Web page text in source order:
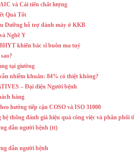
và Cải tiến chất lượng
Quả Tốt
Dưỡng hỗ trợ đánh máy ở KKB
Nghề Y
khiến bác sĩ buôn ma tuý
tại giường
nhiễm khuẩn: 84% có thiệt không?
– Đại diện Người bệnh
hàng
hướng tiếp cận COSO và ISO 31000
thống đánh giá hiệu quả công việc và phân
dẫn người bệnh (tt)
dẫn người bệnh